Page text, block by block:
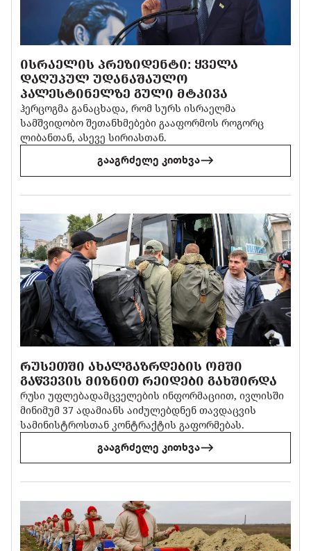
ᲘᲡᲠᲐᲔᲚᲘᲡ ᲞᲠᲔᲖᲘᲓᲔᲜᲢᲘ: ᲧᲕᲔᲚᲐ
ᲓᲐᲦᲣᲞᲣᲚ ᲣᲓᲐᲜᲐᲨᲐᲣᲚᲝ
ᲞᲐᲚᲔᲡᲢᲘᲜᲔᲚᲖᲔ ᲒᲣᲚᲘ ᲛᲢᲙᲘᲕᲐ
ჰერცოგმა განაცხადა, რომ სურს ისრაელმა
სამშვიდობო შეთანხმებები გააფორმოს როგორც
ლიბანთან, ასევე სირიასთან.
გააგრძელე კითხვა
ᲠᲣᲡᲔᲗᲨᲘ ᲐᲮᲐᲚᲒᲐᲖᲠᲓᲔᲑᲘᲡ ᲝᲛᲨᲘ
ᲒᲐᲬᲕᲔᲕᲘᲡ ᲛᲘᲖᲜᲘᲗ ᲠᲔᲘᲓᲔᲑᲘ ᲒᲐᲮᲨᲘᲠᲓᲐ
რუსი უფლებადამცველების ინფორმაციით, ივლისში
მინიმუმ 37 ადამიანს აიძულებდნენ თავდაცვის
სამინისტროსთან კონტრაქტის გაფორმებას.
გააგრძელე კითხვა